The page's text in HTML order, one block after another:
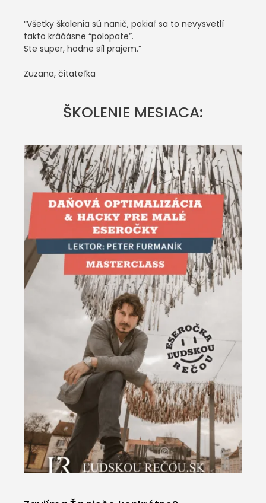
“Všetky školenia sú nanič, pokiaľ sa to nevysvetlí
takto krááásne “polopate”.
Ste super, hodne síl prajem.”
Zuzana, čitateľka
ŠKOLENIE MESIACA: